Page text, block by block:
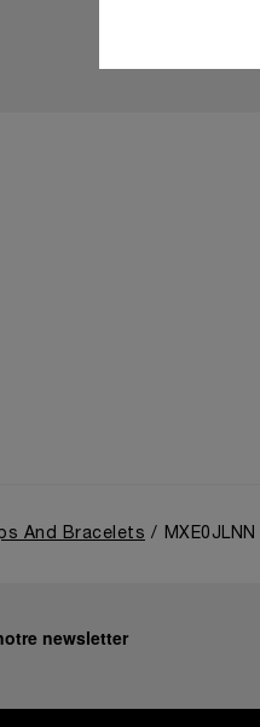
And Bracelets MXE0JLNN
newsletter